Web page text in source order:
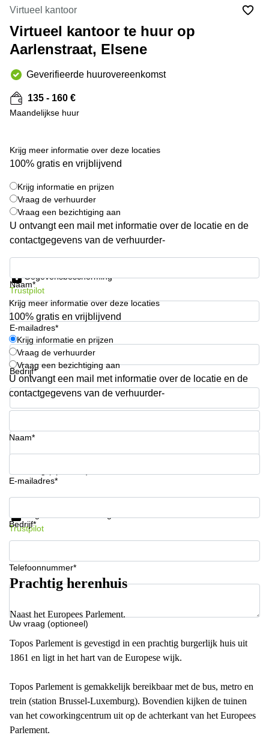
huren
Elsene
Brugge
Herentals
Aalst
Oostende
Mechelen
Coworking-
ruimtes te
huur in
Gent
Coworking
Niklaas
Vergaderzaal
Handelspand
Hasselt
Location
centre
d'affaires
à Mons
Huren
kantoor in
Antwerpen
Vergaderzaal
huren in
Antwerpen
Locaux
commerciaux
à louer en
Bruxelles
Kantoor
Niklaas
+ 17 foto's
Virtueel kantoor
Virtueel kantoor te huur op
Aarlenstraat, Elsene
Geverifieerde huurovereenkomst
135 - 160 €
Maandelijkse huur
Krijg meer informatie over deze locaties
100% gratis en vrijblijvend
Krijg informatie en prijzen
Vraag de verhuurder
Vraag een bezichtiging aan
U ontvangt een mail met informatie over de locatie en de
contactgegevens van de verhuurder-
Naam*
E-mailadres*
Bedrijf*
Telefoonnummer*
Gegevensbescherming
Trustpilot
Krijg meer informatie over deze locaties
100% gratis en vrijblijvend
Krijg informatie en prijzen
Vraag de verhuurder
Vraag een bezichtiging aan
U ontvangt een mail met informatie over de locatie en de
contactgegevens van de verhuurder-
Naam*
E-mailadres*
Bedrijf*
Telefoonnummer*
Uw vraag (optioneel)
Krijg informatie en prijzen
Trustpilot
Prachtig herenhuis
Naast het Europees Parlement.
Topos Parlement is gevestigd in een prachtig burgerlijk huis uit
1861 en ligt in het hart van de Europese wijk.
Topos Parlement is gemakkelijk bereikbaar met de bus, metro en
trein (station Brussel-Luxemburg). Bovendien kijken de tuinen
van het coworkingcentrum uit op de achterkant van het Europees
Parlement.